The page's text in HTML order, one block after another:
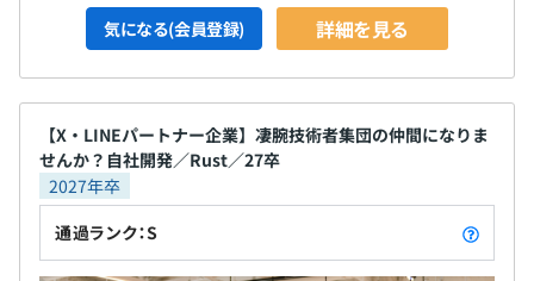
気になる(会員登録) 詳細を見る
【X・LINEパートナー企業】凄腕技術者集団の仲間になりま
せんか？自社開発／Rust／27卒
2027年卒
通過ランク：S